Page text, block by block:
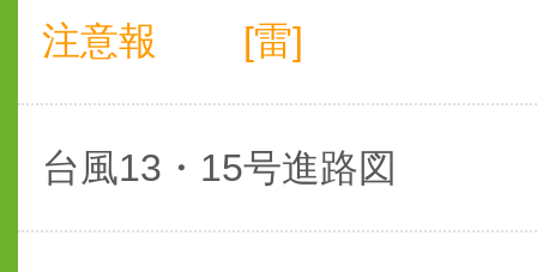
注意報 [雷]
台風13・15号進路図